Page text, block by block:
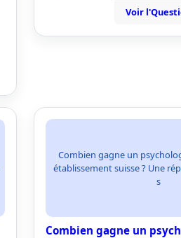
Voir
Combien gagne un
établissement suisse ? Une
s
Combien gagne un